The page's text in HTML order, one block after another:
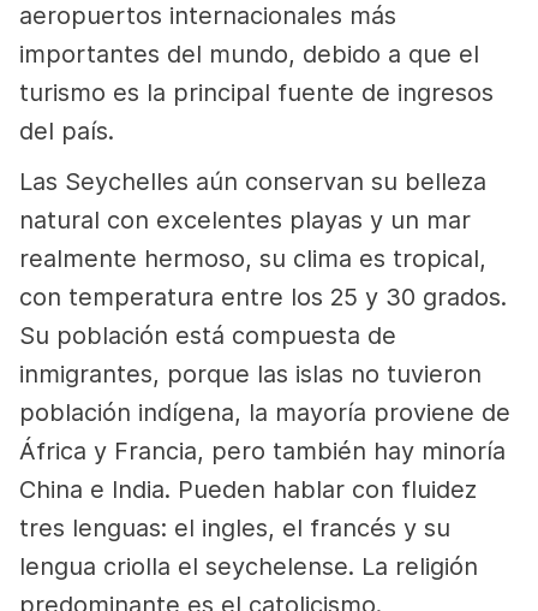
aeropuertos internacionales más
importantes del mundo, debido a que el
turismo es la principal fuente de ingresos
del país.
Las Seychelles aún conservan su belleza
natural con excelentes playas y un mar
realmente hermoso, su clima es tropical,
con temperatura entre los 25 y 30 grados.
Su población está compuesta de
inmigrantes, porque las islas no tuvieron
población indígena, la mayoría proviene de
África y Francia, pero también hay minoría
China e India. Pueden hablar con fluidez
tres lenguas: el ingles, el francés y su
lengua criolla el seychelense. La religión
predominante es el catolicismo.